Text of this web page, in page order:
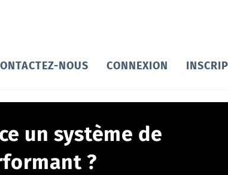
NOUS CONNEXION
un système de
?